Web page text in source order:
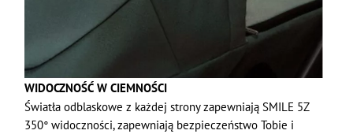
WIDOCZNOŚĆ W CIEMNOŚCI
Światła odblaskowe z każdej strony zapewniają SMILE 5Z
350° widoczności, zapewniają bezpieczeństwo Tobie i